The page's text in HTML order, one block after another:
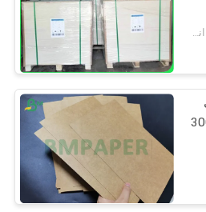
قابل مذاکره MOQ:1 تن برای اندازه معمولی و 10 تن برای اندازه خاص
250 گرم 300